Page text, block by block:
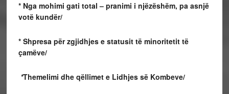
* Nga mohimi gati total – pranimi i njëzëshëm, pa asnjë
votë kundër/
* Shpresa për zgjidhjes e statusit të minoritetit të
çamëve/
*Themelimi dhe qëllimet e Lidhjes së Kombeve/